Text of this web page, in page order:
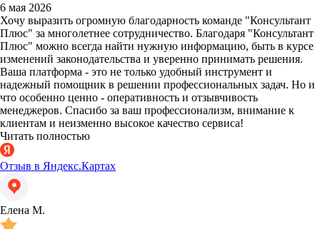
6 мая 2026
Хочу выразить огромную благодарность команде "Консультант
Плюс" за многолетнее сотрудничество. Благодаря "Консультант
Плюс" можно всегда найти нужную информацию, быть в курсе
изменений законодательства и уверенно принимать решения.
Ваша платформа - это не только удобный инструмент и
надежный помощник в решении профессиональных задач. Но и
что особенно ценно - оперативность и отзывчивость
менеджеров. Спасибо за ваш профессионализм, внимание к
клиентам и неизменно высокое качество сервиса!
Читать полностью
Отзыв в Яндекс.Картах
Елена М.